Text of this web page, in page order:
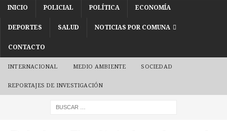
INICIO POLICIAL POLÍTICA ECONOMÍA
DEPORTES SALUD NOTICIAS POR COMUNA
CONTACTO
INTERNACIONAL MEDIO AMBIENTE SOCIEDAD
REPORTAJES DE INVESTIGACIÓN